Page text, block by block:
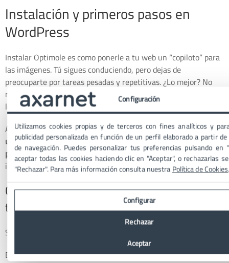
Instalación y primeros pasos en
WordPress
Instalar Optimole es como ponerle a tu web un “copiloto” para
las imágenes. Tú sigues conduciendo, pero dejas de
preocuparte por tareas pesadas y repetitivas. ¿Lo mejor? No
necesitas ser técnico para empezar bien, solo seguir un orden
lógico.
Antes de tocar nada, una idea rápida:Optimole funciona con
una cuenta . Esto no es “malo”, simplemente significa que el
plugin se conecta a su serviciopara optimizar y servir las
imágenes de forma inteligente.
Cómo instalar Optimole y conectarlo con
tu cuenta
Si ya has instalado plugins antes, esto te va a sonar.
En tu WordPress:
Configuración
Utilizamos cookies propias y de terceros con fines analíticos y
publicidad personalizada en función de un perfil elaborado a partir
de navegación. Puedes personalizar tus preferencias pulsando en
aceptar todas las cookies haciendo clic en "Aceptar", o rechazarlas
"Rechazar". Para más información consulta nuestraPolítica de Cookies
Configurar
Rechazar
Aceptar